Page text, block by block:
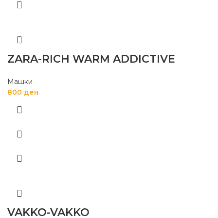
ZARA-RICH WARM ADDICTIVE
Машки
800 ден
VAKKO-VAKKO